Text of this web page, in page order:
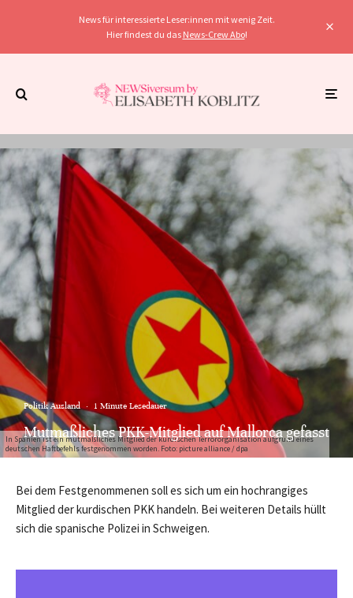
News für interessierte Leser:innen mit wenig Zeit.
Hier findest du das News-Crew Abo!
In Spanien ist ein mutmaßliches Mitglied der kurdischen Terrororganisation aufgrund eines
deutschen Haftbefehls festgenommen worden. Foto: picture alliance / dpa
Politik Ausland · 1 Minute Lesedauer
Mutmaßliches PKK-Mitglied auf Mallorca gefasst
Bei dem Festgenommenen soll es sich um ein hochrangiges
Mitglied der kurdischen PKK handeln. Bei weiteren Details hüllt
sich die spanische Polizei in Schweigen.